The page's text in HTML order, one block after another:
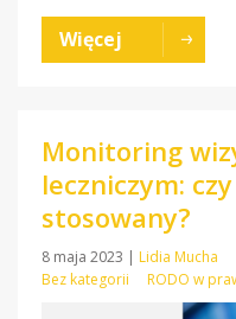
Więcej
Monitoring
leczniczym:
stosowany?
8 maja 2023 | Lidia Mucha
Bez kategorii
RODO w